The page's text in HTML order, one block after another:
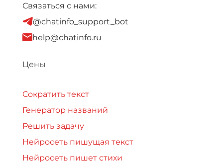
Связаться с нами:
@chatinfo_support_bot
help@chatinfo.ru
Цены
Сократить текст
Генератор названий
Решить задачу
Нейросеть пишущая текст
Нейросеть пишет стихи